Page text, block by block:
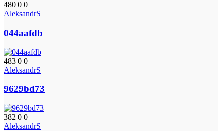
480 0 0
AleksandrS
044aafdb
483 0 0
AleksandrS
9629bd73
382 0 0
AleksandrS